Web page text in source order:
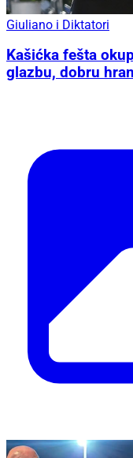
Giuliano i Diktatori
Kašićka fešta
glazbu, dobru